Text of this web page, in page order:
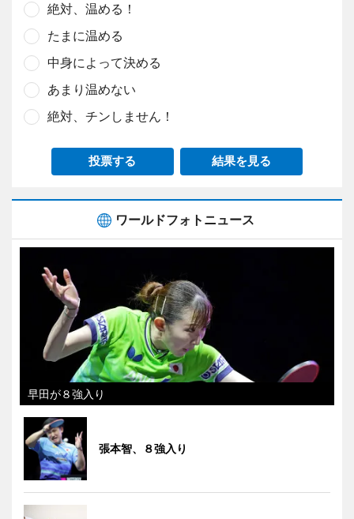
絶対、温める！
たまに温める
中身によって決める
あまり温めない
絶対、チンしません！
投票する 結果を見る
ワールドフォトニュース
早田が８強入り
張本智、８強入り